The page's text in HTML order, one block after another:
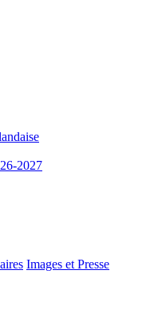
2027
Images et Presse